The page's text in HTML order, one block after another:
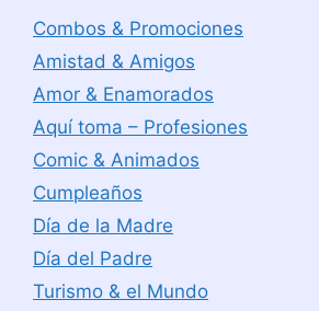
Combos & Promociones
Amistad & Amigos
Amor & Enamorados
Aquí toma – Profesiones
Comic & Animados
Cumpleaños
Día de la Madre
Día del Padre
Turismo & el Mundo